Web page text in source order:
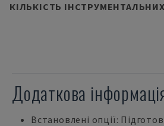
КІЛЬКІСТЬ
Додаткова
Встановлені опції: